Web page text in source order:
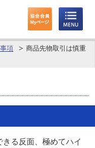
項
商品先物取引は慎重
る反面、極めてハイ